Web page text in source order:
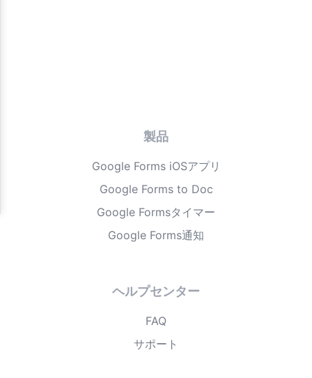
製品
Google Forms iOSアプリ
Google Forms to Doc
Google Formsタイマー
Google Forms通知
ヘルプセンター
FAQ
サポート